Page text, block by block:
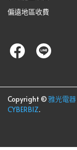
偏遠地區收費
Copyright ©雅光電器
CYBERBIZ.